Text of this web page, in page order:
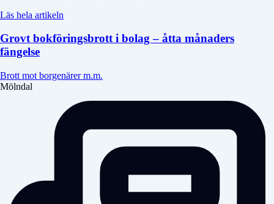
Läs hela artikeln
Grovt bokföringsbrott i bolag – åtta månaders
fängelse
Brott mot borgenärer m.m.
Mölndal